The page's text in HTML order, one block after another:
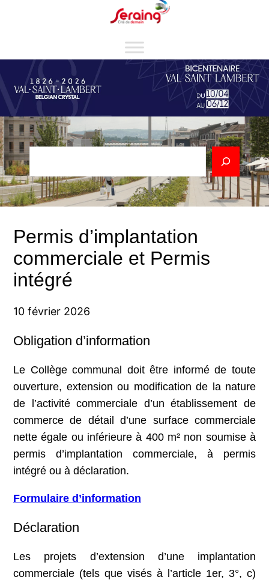
Rechercher
Permis d’implantation
commerciale et Permis
intégré
10 février 2026
Obligation d’information
Le Collège communal doit être informé de toute
ouverture, extension ou modification de la nature
de l’activité commerciale d’un établissement de
commerce de détail d’une surface commerciale
nette égale ou inférieure à 400 m² non soumise à
permis d’implantation commerciale, à permis
intégré ou à déclaration.
Formulaire d’information
Déclaration
Les projets d’extension d’une implantation
commerciale (tels que visés à l’article 1er, 3°, c)
Cookies management panel